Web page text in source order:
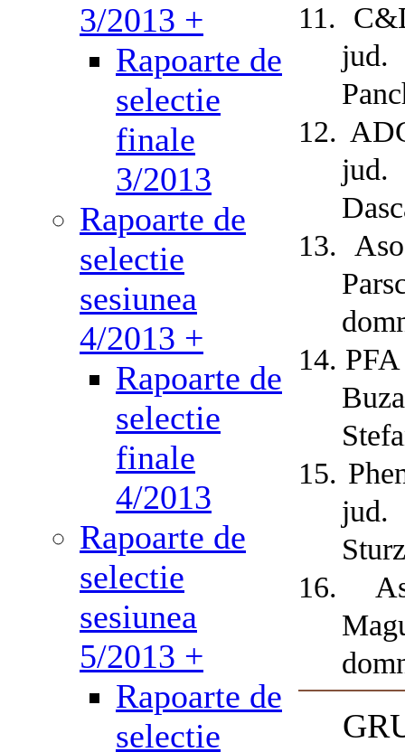
3/2013 +
Rapoarte de
selectie
finale
3/2013
Rapoarte de
selectie
sesiunea
4/2013 +
Rapoarte de
selectie
finale
4/2013
Rapoarte de
selectie
sesiunea
5/2013 +
Rapoarte de
selectie
11.
jud.
12.
jud.
13.
14.
15.
jud.
16.